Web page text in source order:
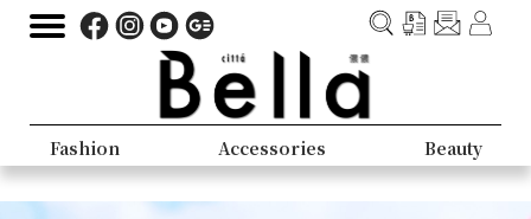
Fashion Accessories Beauty